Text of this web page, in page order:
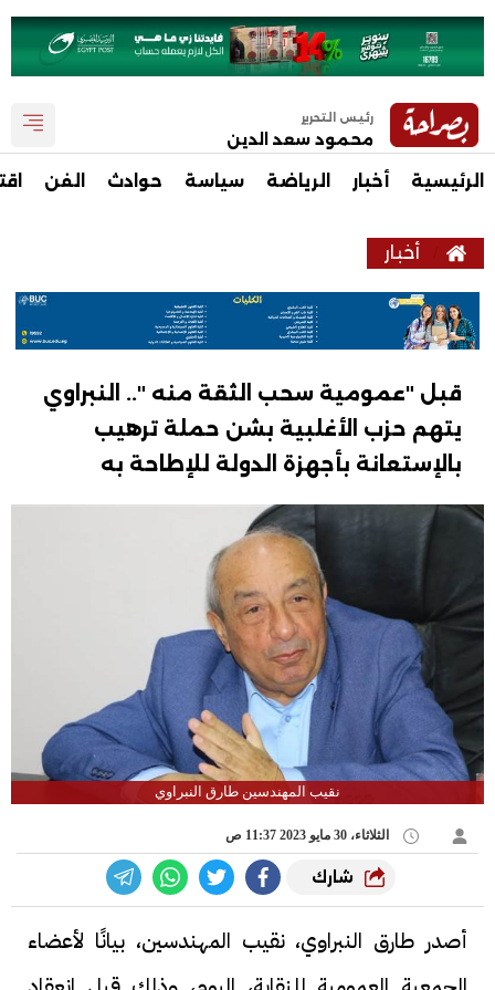
رئيس التحرير
محمود سعد الدين
الرئيسية أخبار الرياضة سياسة حوادث الفن
أخبار
قبل "عمومية سحب الثقة منه ".. النبراوي
يتهم حزب الأغلبية بشن حملة ترهيب
بالإستعانة بأجهزة الدولة للإطاحة به
نقيب المهندسين طارق النبراوي
الثلاثاء، 30 مايو 2023 11:37 ص
شارك
أصدر طارق النبراوي، نقيب المهندسين، بيانًا لأعضاء